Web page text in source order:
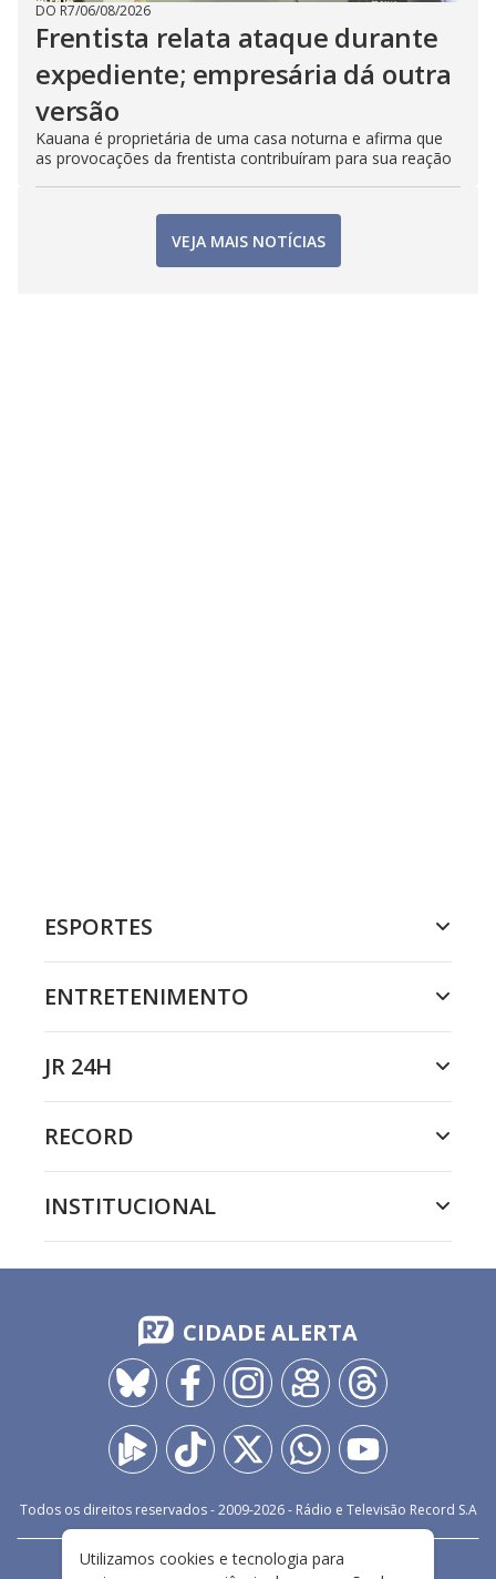
DO R7/06/08/2026
Frentista relata ataque durante
expediente; empresária dá outra
versão
Kauana é proprietária de uma casa noturna e afirma que
as provocações da frentista contribuíram para sua reação
VEJA MAIS NOTÍCIAS
ESPORTES
ENTRETENIMENTO
JR 24H
RECORD
INSTITUCIONAL
CIDADE ALERTA
Todos os direitos reservados - 2009-2026- Rádio e Televisão Record S.A
FALE CONOSCO PRIVACIDADE
Utilizamos cookies e tecnologia para